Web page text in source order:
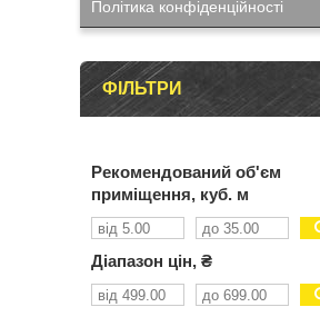
Політика конфіденційності
ФІЛЬТРИ
Рекомендований об'єм
приміщення, куб. м
Діапазон цін, ₴